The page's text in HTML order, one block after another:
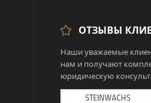
ОТЗЫВЫ
Наши уважаемые
нам и получают
юридическую